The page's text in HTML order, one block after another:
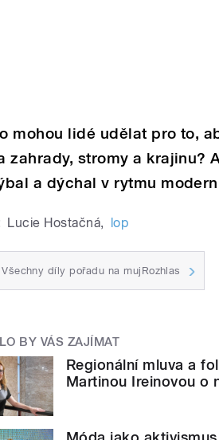
mohou lidé udělat pro to,
zahrady, stromy a krajinu?
a dýchal v rytmu
Lucie Hostačná, lop
Všechny díly pořadu na mujRozhlas
BY VÁS ZAJÍMAT
Regionální mluva a
Martinou Ireinovou o